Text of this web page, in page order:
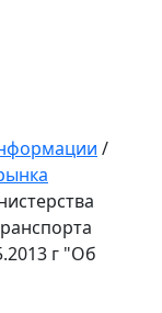
/
г "Об